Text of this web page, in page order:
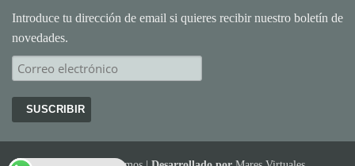
Introduce tu dirección de email si quieres recibir nuestro boletín de
novedades.